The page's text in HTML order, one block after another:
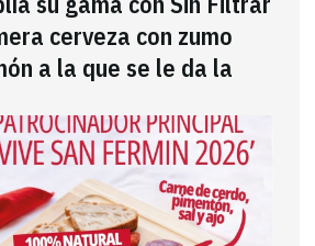
cerveza con zumo
a la que se le da la